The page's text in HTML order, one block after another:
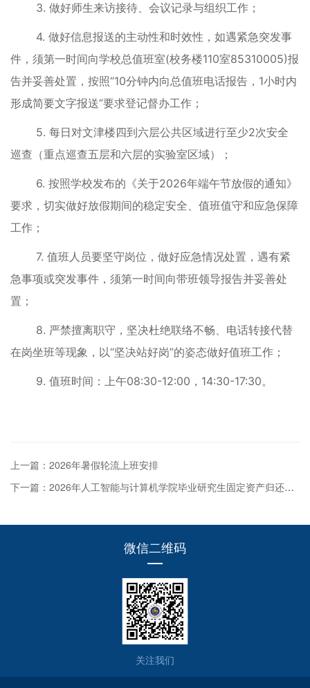
3. 做好师生来访接待、会议记录与组织工作；
4. 做好信息报送的主动性和时效性，如遇紧急突发事
件，须第一时间向学校总值班室(校务楼110室85310005)报
告并妥善处置，按照“10分钟内向总值班电话报告，1小时内
形成简要文字报送”要求登记督办工作；
5. 每日对文津楼四到六层公共区域进行至少2次安全
巡查（重点巡查五层和六层的实验室区域）；
6. 按照学校发布的《关于2026年端午节放假的通知》
要求，切实做好放假期间的稳定安全、值班值守和应急保障
工作；
7. 值班人员要坚守岗位，做好应急情况处置，遇有紧
急事项或突发事件，须第一时间向带班领导报告并妥善处
置；
8. 严禁擅离职守，坚决杜绝联络不畅、电话转接代替
在岗坐班等现象，以“坚决站好岗”的姿态做好值班工作；
9. 值班时间：上午08:30-12:00，14:30-17:30。
上一篇：2026年暑假轮流上班安排
下一篇：2026年人工智能与计算机学院毕业研究生固定资产归还导师的通知
微信二维码
关注我们